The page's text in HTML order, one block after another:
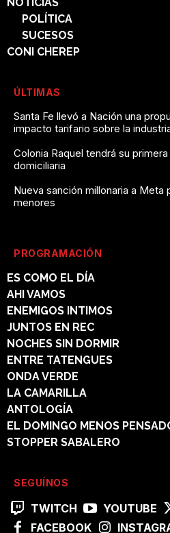
POLÍTICA
SUCESOS
CONI CHEREP
ÚLTIMAS
Santa Fe llevó a Nación una
impacto tarifario sobre la
Colonia Raquel tendrá su
domiciliaria
Nueva sanción millonaria a Meta
menores
PROGRAMACIÓN
ES COMO EL DÍA
AHI VAMOS
ENEMIGOS INTIMOS
JUNTOS EN REC
NOCHES SIN DORMIR
ENTRE TATENGUES
ONDA VERDE
LA CAMARILLA
ANTOLOGÍA
EL DOMINGO MENOS
STOPPER SABALERO
SEGUÍNOS
TWITCH YOUTUBE
FACEBOOK